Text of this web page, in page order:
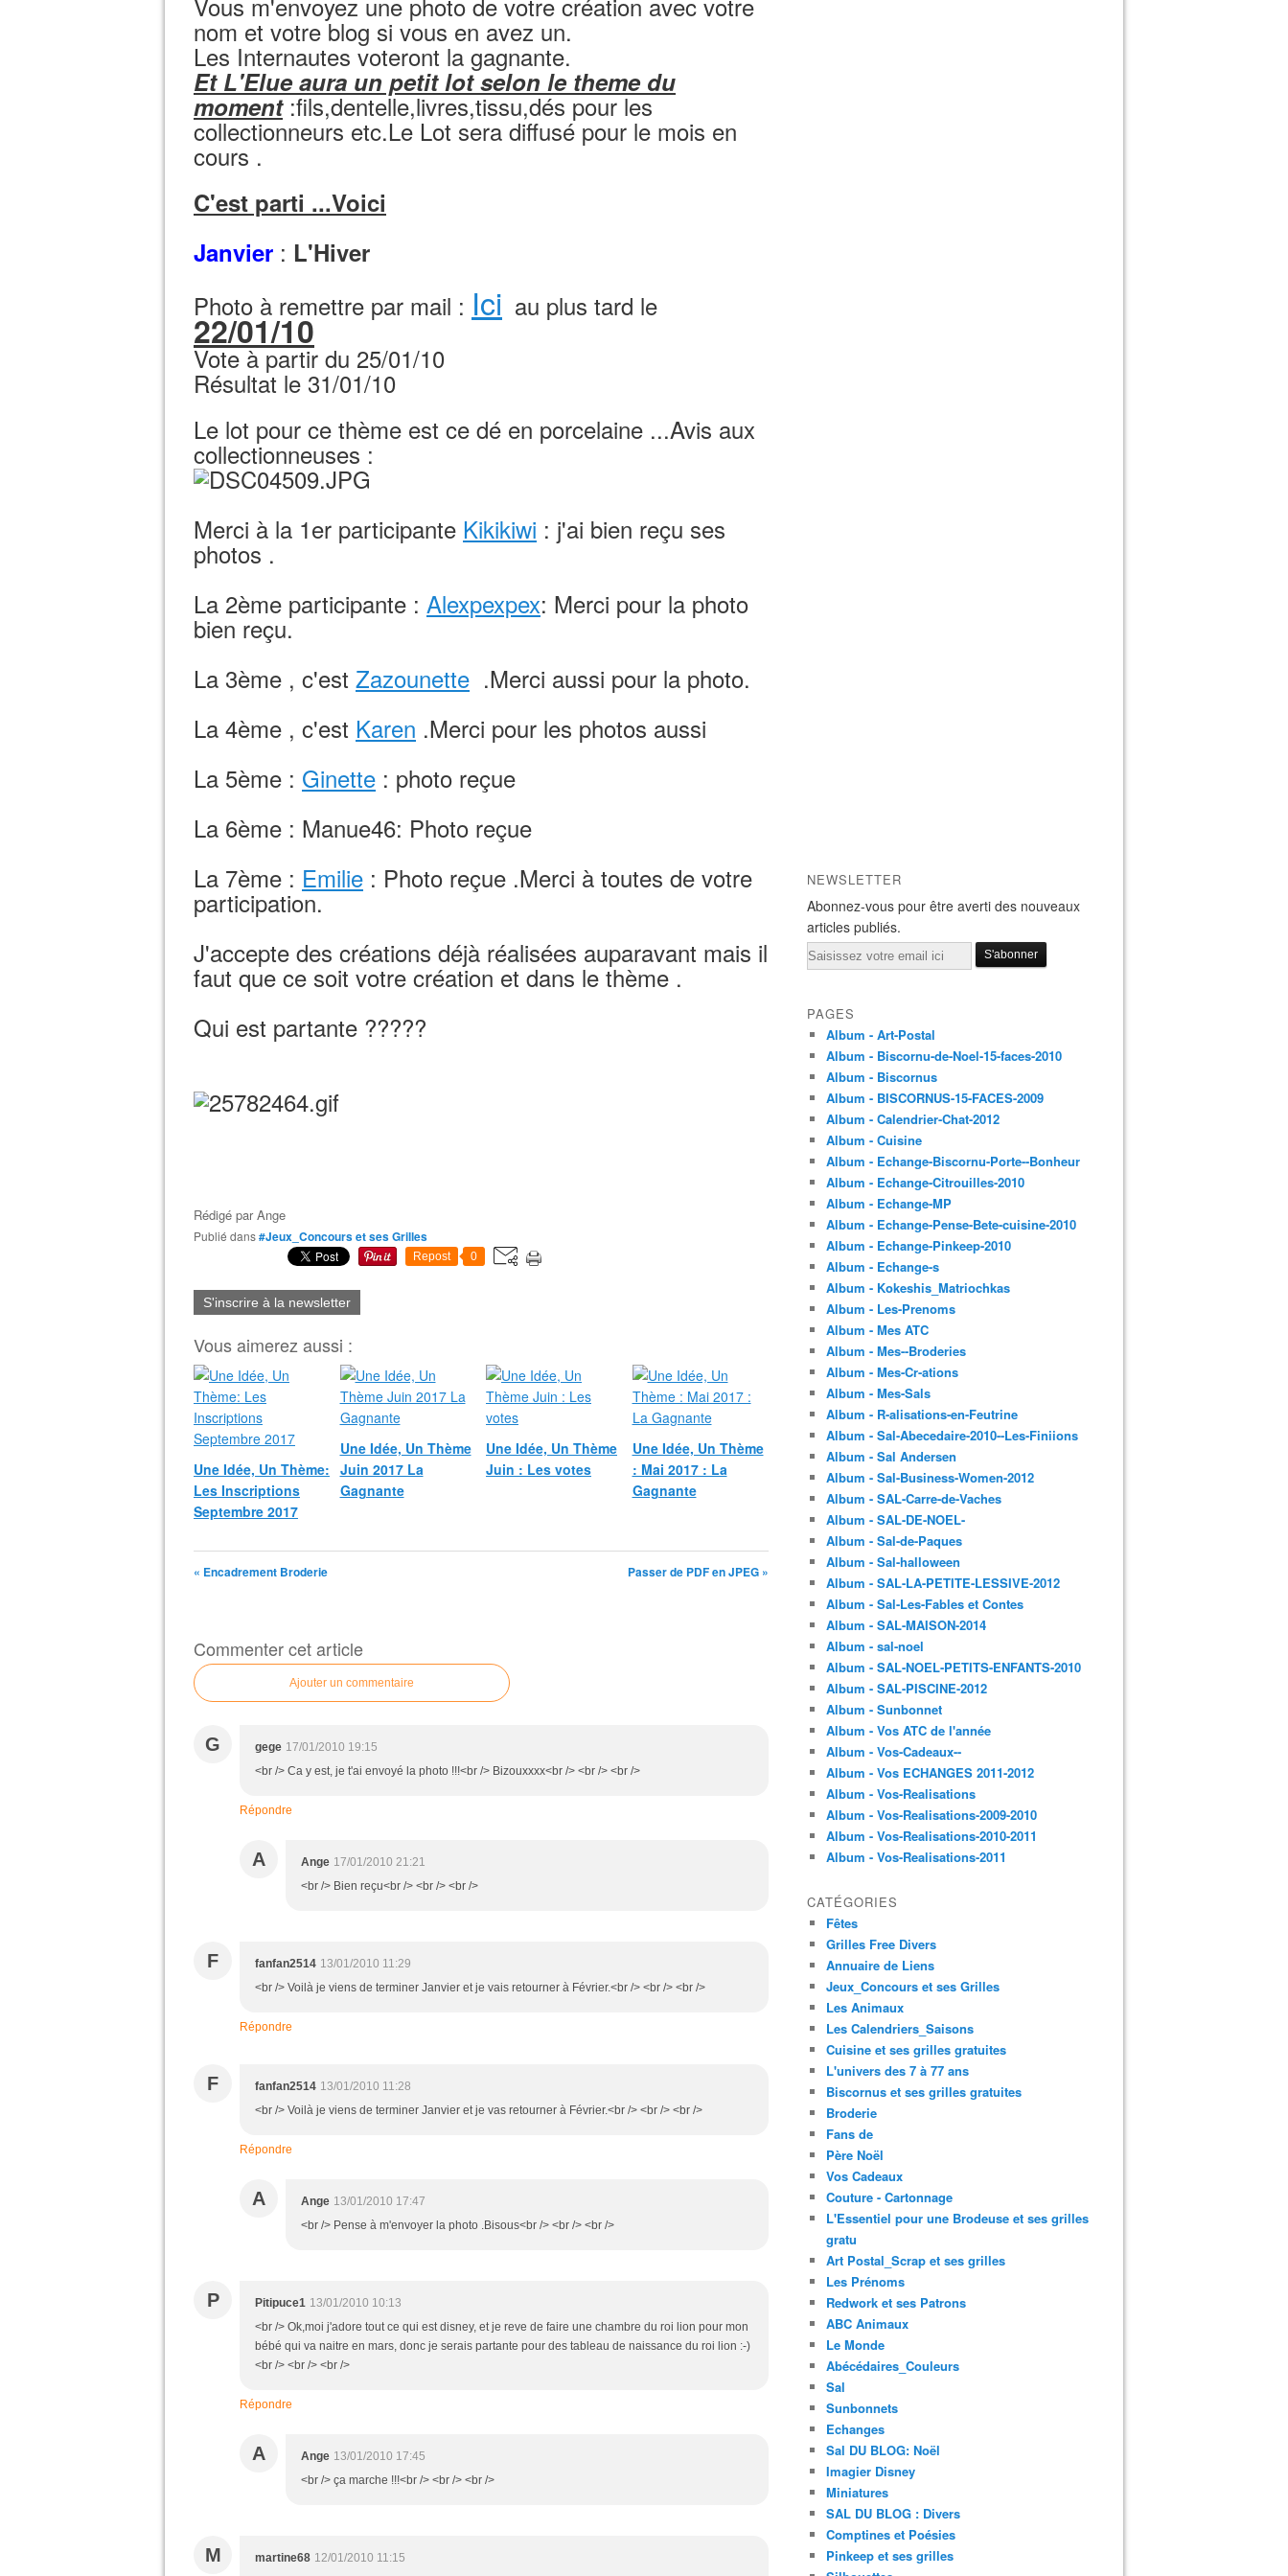
nom et votre blog si vous en avez un.
Les Internautes voteront la gagnante.
Et L'Elue aura un petit lot selon le theme du
moment:fils,dentelle,livres,tissu,dés pour les
collectionneurs etc.Le Lot sera diffusé pour le mois en
cours .
C'est parti ...Voici
Janvier : L'Hiver
Photo à remettre par mail : Ici au plus tard le
22/01/10
Vote à partir du 25/01/10
Résultat le 31/01/10
Le lot pour ce thème est ce dé en porcelaine ...Avis aux
collectionneuses :
Merci à la 1er participante Kikikiwi : j'ai bien reçu ses
photos .
La 2ème participante : Alexpexpex: Merci pour la photo
bien reçu.
La 3ème , c'est Zazounette .Merci aussi pour la photo.
La 4ème , c'est Karen .Merci pour les photos aussi
La 5ème : Ginette : photo reçue
La 6ème : Manue46: Photo reçue
La 7ème : Emilie : Photo reçue .Merci à toutes de votre
participation.
J'accepte des créations déjà réalisées auparavant mais il
faut que ce soit votre création et dans le thème .
Qui est partante ?????
Rédigé parAnge
Publié dans#Jeux_Concours et ses Grilles
Repost 0
S'inscrire à la newsletter
Vous aimerez aussi :
Une Idée, Un Thème:
Les Inscriptions
Septembre 2017
Une Idée, Un Thème
Juin 2017 La
Gagnante
Une Idée, Un Thème
Juin : Les votes
Une Idée, Un Thème
: Mai 2017 : La
Gagnante
« Encadrement Broderie Passer de PDF en JPEG »
Commenter cet article
Ajouter un commentaire
G gege 17/01/2010 19:15
<br /> Ca y est, je t'ai envoyé la photo !!!<br /> Bizouxxxx<br /> <br /> <br />
Répondre
A Ange 17/01/2010 21:21
<br /> Bien reçu<br /> <br /> <br />
F fanfan2514 13/01/2010 11:29
<br /> Voilà je viens de terminer Janvier et je vais retourner à Février.<br /> <br /> <br />
Répondre
F fanfan2514 13/01/2010 11:28
<br /> Voilà je viens de terminer Janvier et je vas retourner à Février.<br /> <br /> <br />
Répondre
A Ange 13/01/2010 17:47
<br /> Pense à m'envoyer la photo .Bisous<br /> <br /> <br />
P Pitipuce1 13/01/2010 10:13
<br /> Ok,moi j'adore tout ce qui est disney, et je reve de faire une chambre du roi lion pour mon
bébé qui va naitre en mars, donc je serais partante pour des tableau de naissance du roi lion :-)
<br /> <br /> <br />
Répondre
A Ange 13/01/2010 17:45
<br /> ça marche !!!<br /> <br /> <br />
M martine68 12/01/2010 11:15
NEWSLETTER
Abonnez-vous pour être averti des nouveaux
articles publiés.
Email
PAGES
Album - Art-Postal
Album - Biscornu-de-Noel-15-faces-2010
Album - Biscornus
Album - BISCORNUS-15-FACES-2009
Album - Calendrier-Chat-2012
Album - Cuisine
Album - Echange-Biscornu-Porte--Bonheur
Album - Echange-Citrouilles-2010
Album - Echange-MP
Album - Echange-Pense-Bete-cuisine-2010
Album - Echange-Pinkeep-2010
Album - Echange-s
Album - Kokeshis_Matriochkas
Album - Les-Prenoms
Album - Mes ATC
Album - Mes--Broderies
Album - Mes-Cr-ations
Album - Mes-Sals
Album - R-alisations-en-Feutrine
Album - Sal-Abecedaire-2010--Les-Finiions
Album - Sal Andersen
Album - Sal-Business-Women-2012
Album - SAL-Carre-de-Vaches
Album - SAL-DE-NOEL-
Album - Sal-de-Paques
Album - Sal-halloween
Album - SAL-LA-PETITE-LESSIVE-2012
Album - Sal-Les-Fables et Contes
Album - SAL-MAISON-2014
Album - sal-noel
Album - SAL-NOEL-PETITS-ENFANTS-2010
Album - SAL-PISCINE-2012
Album - Sunbonnet
Album - Vos ATC de l'année
Album - Vos-Cadeaux--
Album - Vos ECHANGES 2011-2012
Album - Vos-Realisations
Album - Vos-Realisations-2009-2010
Album - Vos-Realisations-2010-2011
Album - Vos-Realisations-2011
CATÉGORIES
Fêtes
Grilles Free Divers
Annuaire de Liens
Jeux_Concours et ses Grilles
Les Animaux
Les Calendriers_Saisons
Cuisine et ses grilles gratuites
L'univers des 7 à 77 ans
Biscornus et ses grilles gratuites
Broderie
Fans de
Père Noël
Vos Cadeaux
Couture - Cartonnage
L'Essentiel pour une Brodeuse et ses grilles
gratu
Art Postal_Scrap et ses grilles
Les Prénoms
Redwork et ses Patrons
ABC Animaux
Le Monde
Abécédaires_Couleurs
Sal
Sunbonnets
Echanges
Sal DU BLOG: Noël
Imagier Disney
Miniatures
SAL DU BLOG : Divers
Comptines et Poésies
Pinkeep et ses grilles